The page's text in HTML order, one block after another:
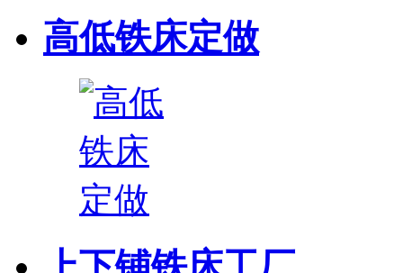
高低铁床定做